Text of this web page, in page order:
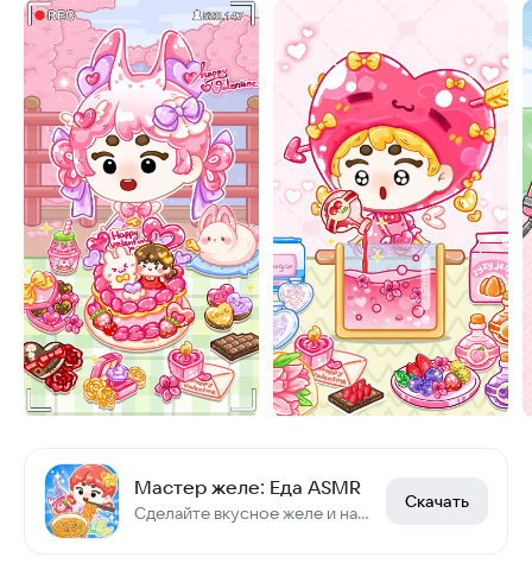
Мастер желе: Еда ASMR
Сделайте вкусное желе и начните трансляцию Мукбанг.
Скачать